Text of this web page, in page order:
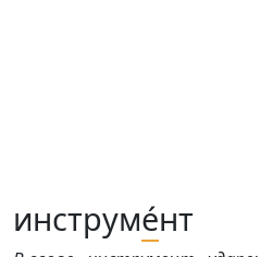
инструме́нт